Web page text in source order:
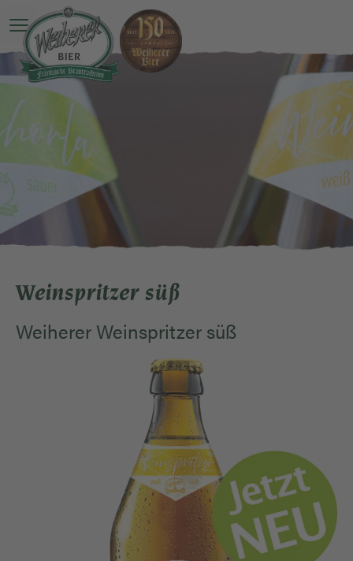
O Menu principale è ancora una sorpresa
Weinspritzer süß
Weiherer Weinspritzer süß